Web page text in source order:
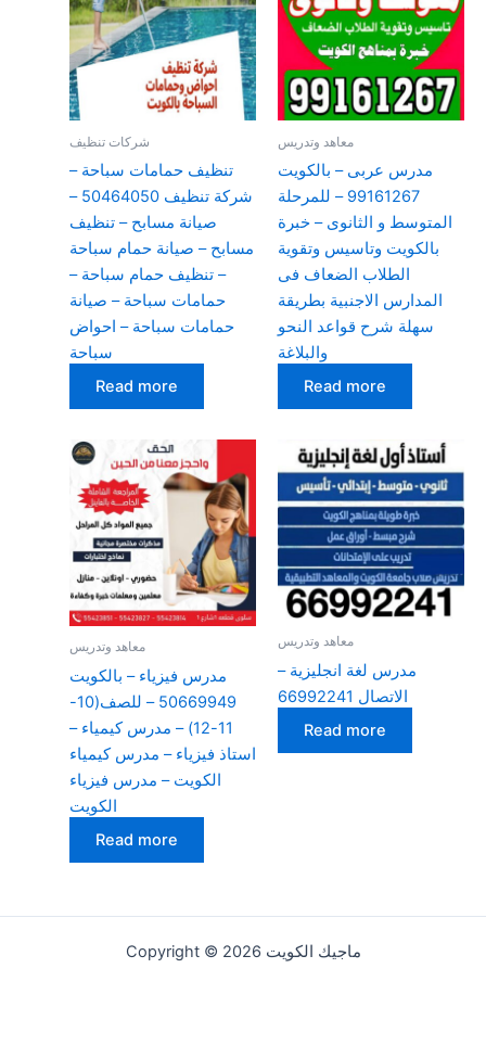
شركات تنظيف
تنظيف حمامات سباحة –
شركة تنظيف 50464050 –
صيانة مسابح – تنظيف
مسابح – صيانة حمام سباحة
– تنظيف حمام سباحة –
حمامات سباحة – صيانة
حمامات سباحة – احواض
سباحة
Read more
معاهد وتدريس
مدرس عربى – بالكويت
99161267 – للمرحلة
المتوسط و الثانوى – خبرة
بالكويت وتاسيس وتقوية
الطلاب الضعاف فى
المدارس الاجنبية بطريقة
سهلة شرح قواعد النحو
والبلاغة
Read more
معاهد وتدريس
مدرس فيزياء – بالكويت
50669949 – للصف(10-
11-12) – مدرس كيمياء –
استاذ فيزياء – مدرس كيمياء
الكويت – مدرس فيزياء
الكويت
Read more
معاهد وتدريس
مدرس لغة انجليزية –
الاتصال 66992241
Read more
Copyright © 2026 ماجيك الكويت